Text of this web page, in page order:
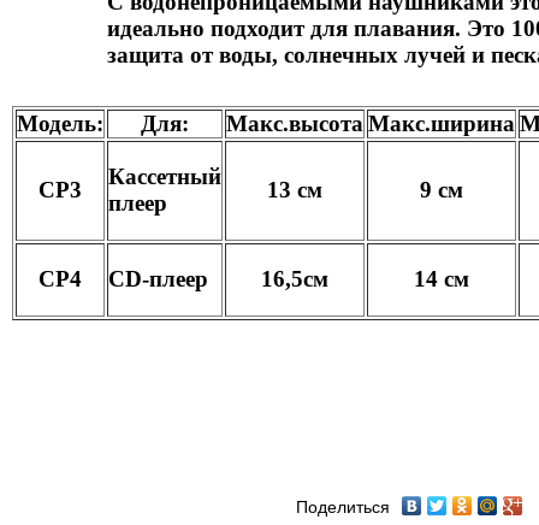
идеально подходит для плавания. Это
защита от воды, солнечных лучей и
Модель: Для: Макс.высота Макс.ширина
CP3
Кассетный
плеер
13 см 9 см
CP4 CD-плеер 16,5см 14 см
Поделиться